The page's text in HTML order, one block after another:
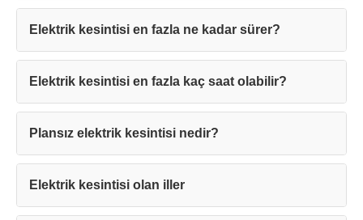
Elektrik kesintisi en fazla ne kadar sürer?
Elektrik kesintisi en fazla kaç saat olabilir?
Plansız elektrik kesintisi nedir?
Elektrik kesintisi olan iller
Teşekkürler!
sürede sizinle iletişime geçilecektir.